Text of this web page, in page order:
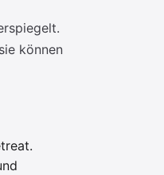
können